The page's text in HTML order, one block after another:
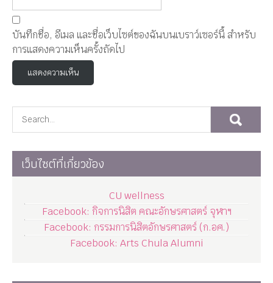
บันทึกชื่อ, อีเมล และชื่อเว็บไซต์ของฉันบนเบราว์เซอร์นี้ สำหรับ
การแสดงความเห็นครั้งถัดไป
เว็บไซต์ที่เกี่ยวข้อง
CU wellness
Facebook: กิจการนิสิต คณะอักษรศาสตร์ จุฬาฯ
Facebook: กรรมการนิสิตอักษรศาสตร์ (ก.อศ.)
Facebook: Arts Chula Alumni